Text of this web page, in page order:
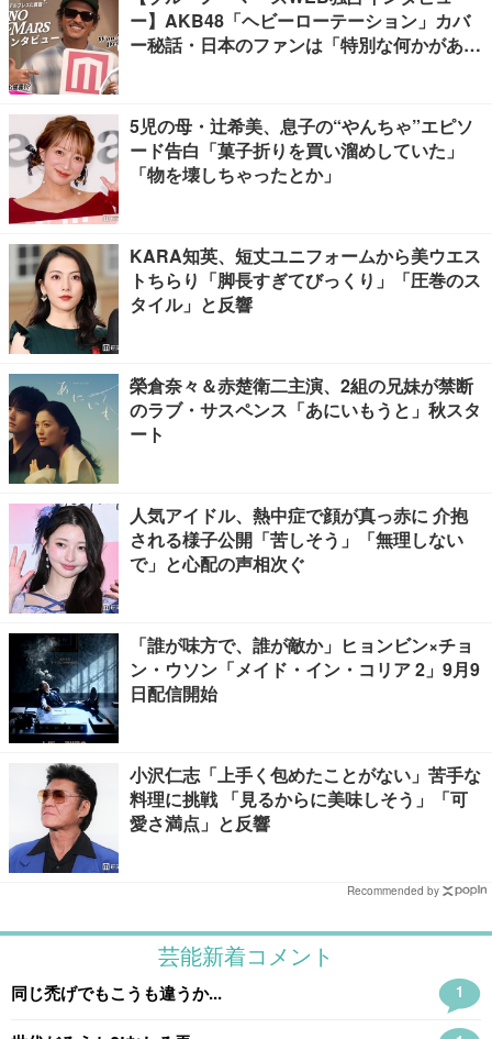
ー】AKB48「ヘビーローテーション」カバ
ー秘話・日本のファンは「特別な何かがあ
5児の母・辻希美、息子の“やんちゃ”エピソ
ード告白「菓子折りを買い溜めしていた」
「物を壊しちゃったとか」
KARA知英、短丈ユニフォームから美ウエス
トちらり「脚長すぎてびっくり」「圧巻のス
タイル」と反響
榮倉奈々＆赤楚衛二主演、2組の兄妹が禁断
のラブ・サスペンス「あにいもうと」秋スタ
ート
人気アイドル、熱中症で顔が真っ赤に 介抱
される様子公開「苦しそう」「無理しない
で」と心配の声相次ぐ
「誰が味方で、誰が敵か」ヒョンビン×チョ
ン・ウソン「メイド・イン・コリア 2」9月9
日配信開始
小沢仁志「上手く包めたことがない」苦手な
料理に挑戦 「見るからに美味しそう」「可
愛さ満点」と反響
Recommended by